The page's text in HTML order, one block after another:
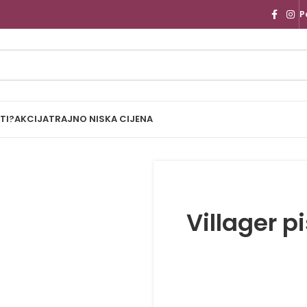
AKCIJATRAJNO NISKA CIJENA
Villager